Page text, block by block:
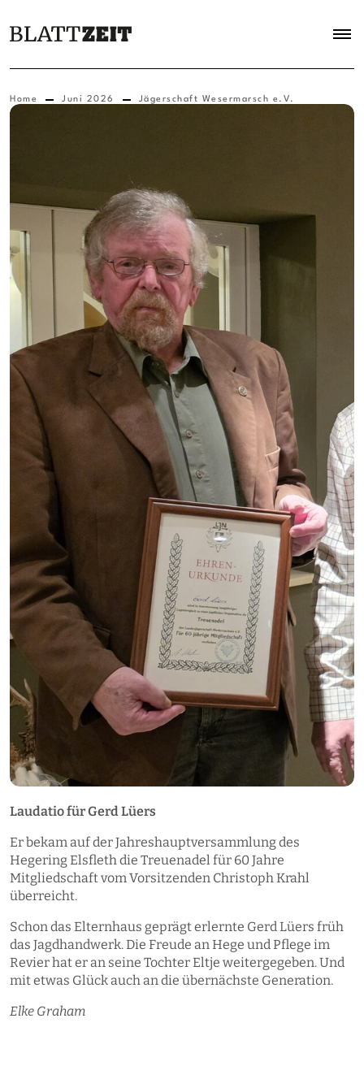
Home Juni 2026 Jägerschaft Wesermarsch e.V.
Laudatio für Gerd Lüers
Er bekam auf der Jahreshauptversammlung des
Hegering Elsfleth die Treuenadel für 60 Jahre
Mitgliedschaft vom Vorsitzenden Christoph Krahl
überreicht.
Schon das Elternhaus geprägt erlernte Gerd Lüers früh
das Jagdhandwerk. Die Freude an Hege und Pflege im
Revier hat er an seine Tochter Eltje weitergegeben. Und
mit etwas Glück auch an die übernächste Generation.
Elke Graham